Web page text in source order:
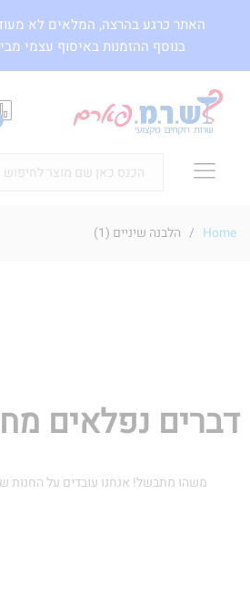
Home
/ הלבנה שיניים (1)
דברים נפלאים
משהו מתבשל! אנחנו עובדים על החנות
האתר כרגע בהרצה, המלאים לא
בנוסף ההזמנות באיסוף עצמי